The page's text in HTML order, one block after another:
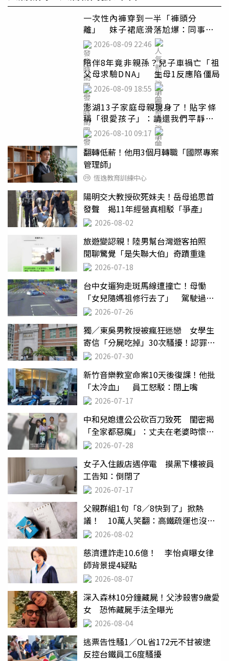
一次性內褲穿到一半「褲頭分
離」 妹子裙底滑落尬爆：同事全
看光2026-08-09 22:46
陪伴8年竟非親孫？兒子車禍亡「祖
父母求驗DNA」 生母1反應陷僵局
2026-08-09 18:55
澎湖13子家庭母親現身了！貼字條
稱「很愛孩子」：請還我們平靜生
活 2026-08-10 09:17
翻轉低薪！他用3個月轉職「國際專案
管理師」
恆逸教育訓練中心
陽明交大教授砍死妹夫！岳母追思首
發聲 揭11年經營真相駁「爭產」
2026-08-02
旅遊變認親！陸男幫台灣遊客拍照
閒聊驚覺「是失聯大伯」奇蹟重逢
2026-07-18
台中女遛狗走斑馬線遭撞亡！母慟
「女兒隨媽祖修行去了」 駕駛過失
致死判9月
2026-07-26
獨／東吳男教授被瘋狂迷戀 女學生
寄信「分屍吃掉」30次騷擾！認罪免
關 2026-07-30
新竹音樂教室命案10天後復課！他批
「太冷血」 員工怒駁：閉上嘴
2026-07-17
中和兒媳遭公公砍百刀致死 閨密揭
「全家都惡魔」：丈夫在老婆時懷孕
摔東西2026-07-28
女子入住飯店遇停電 摸黑下樓被員
工告知：倒閉了
2026-07-17
父親群組1句「8／8快到了」掀熱
議！ 10萬人笑翻：高鐵疏運也沒列
父親節2026-08-02
慈濟遭詐走10.6億！ 李怡貞曝女律
師背景提4疑點
2026-08-07
深入森林10分鐘藏屍！父涉殺害9歲愛
女 恐怖藏屍手法全曝光
2026-08-04
逃票告性騷1／OL省172元不甘被逮
反控台鐵員工6度騷擾